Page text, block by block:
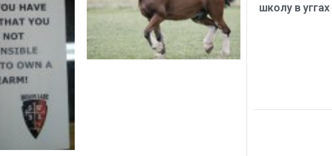
школу в уггах